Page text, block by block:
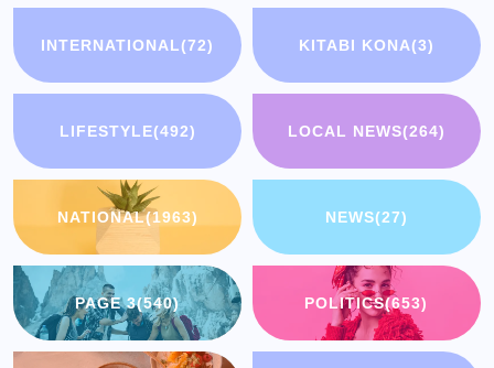
INTERNATIONAL(72) KITABI KONA(3)
LIFESTYLE(492) LOCAL NEWS(264)
NATIONAL(1963) NEWS(27)
PAGE 3(540) POLITICS(653)